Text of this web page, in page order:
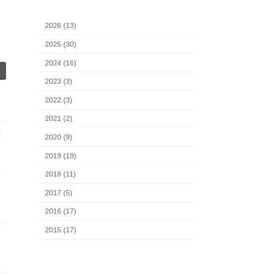
2026 (13)
2025 (30)
2024 (16)
2023 (3)
2022 (3)
2021 (2)
2020 (9)
2019 (19)
2018 (11)
2017 (5)
2016 (17)
2015 (17)